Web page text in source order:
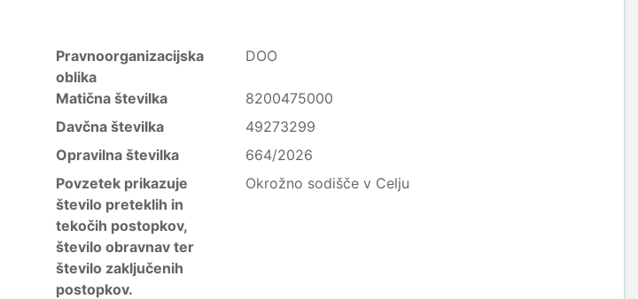
Pravnoorganizacijska
oblika
DOO
Matična številka
8200475000
Davčna številka
49273299
Opravilna številka
664/2026
Povzetek prikazuje
število preteklih in
tekočih postopkov,
število obravnav ter
število zaključenih
postopkov.
Okrožno sodišče v Celju